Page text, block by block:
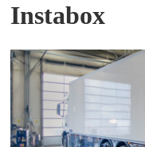
Instabox